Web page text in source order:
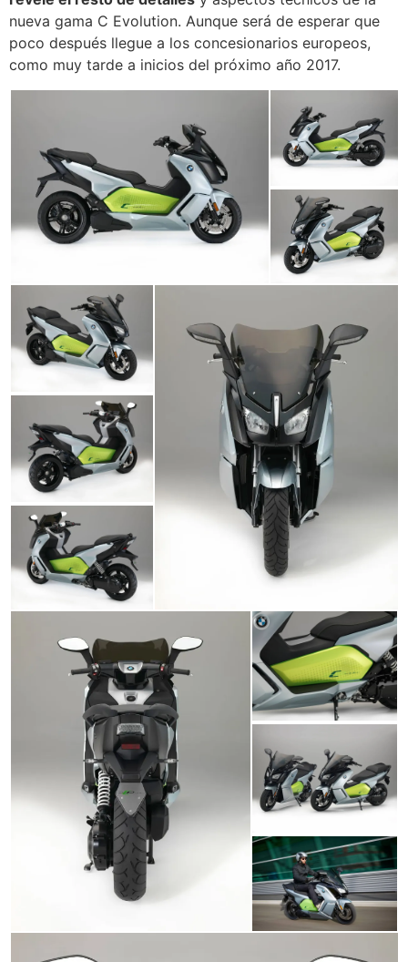
nueva gama C Evolution. Aunque será de esperar que
poco después llegue a los concesionarios europeos,
como muy tarde a inicios del próximo año 2017.